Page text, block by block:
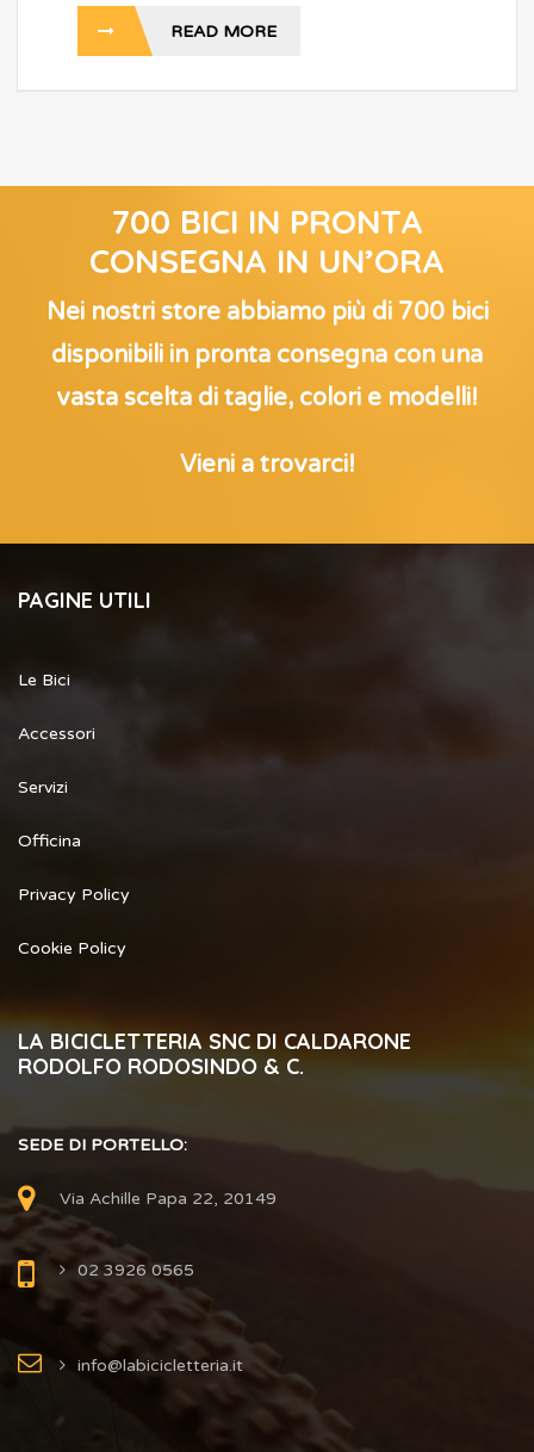
READ MORE
700 BICI IN PRONTA
CONSEGNA IN UN’ORA
Nei nostri store abbiamo più di 700 bici
disponibili in pronta consegna con una
vasta scelta di taglie, colori e modelli!
Vieni a trovarci!
PAGINE UTILI
Le Bici
Accessori
Servizi
Officina
Privacy Policy
Cookie Policy
LA BICICLETTERIA SNC DI CALDARONE
RODOLFO RODOSINDO & C.
SEDE DI PORTELLO:
Via Achille Papa 22, 20149
02 3926 0565
info@labicicletteria.it